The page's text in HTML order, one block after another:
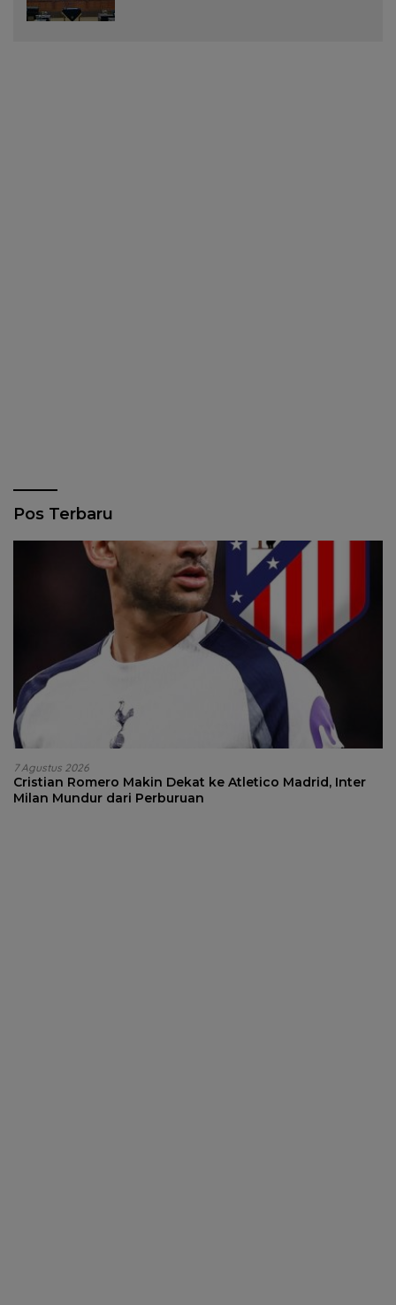
Pos Terbaru
7 Agustus 2026
Cristian Romero Makin Dekat ke Atletico Madrid, Inter
Milan Mundur dari Perburuan